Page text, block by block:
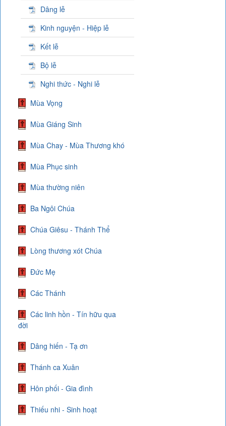
Dâng lễ
Kinh nguyện - Hiệp lễ
Kết lễ
Bộ lễ
Nghi thức - Nghi lễ
Mùa Vọng
Mùa Giáng Sinh
Mùa Chay - Mùa Thương khó
Mùa Phục sinh
Mùa thường niên
Ba Ngôi Chúa
Chúa Giêsu - Thánh Thể
Lòng thương xót Chúa
Đức Mẹ
Các Thánh
Các linh hồn - Tín hữu qua
đời
Dâng hiến - Tạ ơn
Thánh ca Xuân
Hôn phối - Gia đình
Thiếu nhi - Sinh hoạt